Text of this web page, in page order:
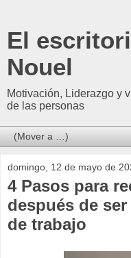
El
Nouel
Motivación, Liderazgo y
de las personas
domingo, 12 de mayo de
4 Pasos para
después de
de trabajo